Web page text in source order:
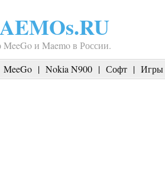
MeeGo и Maemo в России.
MeeGo | Nokia N900 | Софт | Игры